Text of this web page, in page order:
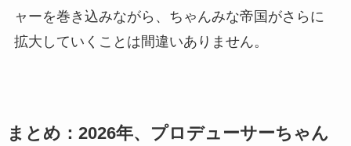
ャーを巻き込みながら、ちゃんみな帝国がさらに
拡大していくことは間違いありません。
まとめ：2026年、プロデューサーちゃん